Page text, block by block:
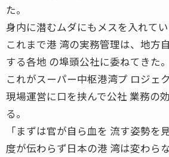
た。
身内に潜むムダにもメスを入れてい
これまで港 湾の実務管理は、地方
する各地 の埠頭公社に委ねてきた。
これがスーパー中枢港湾プ ロジェ
現場運営に口を挟んで公社 業務の
る。
「まずは官が自ら血を 流す姿勢を
度が伝わらず日本の港 湾は変わら